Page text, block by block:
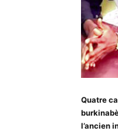
Quatre
l’ancien